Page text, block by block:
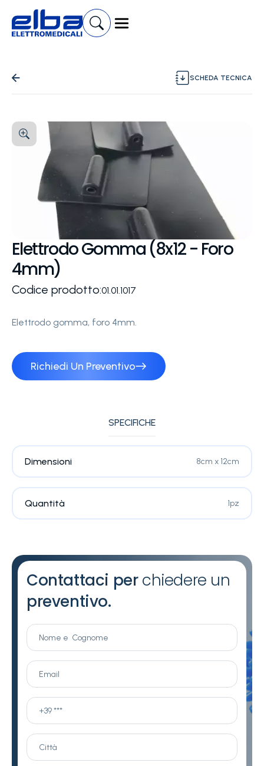
SCHEDA TECNICA
Elettrodo Gomma (8x12 - Foro
4mm)
Codice prodotto:01.01.1017
Elettrodo gomma, foro 4mm.
Richiedi Un Preventivo
SPECIFICHE
Dimensioni 8cm x 12cm
Quantità 1pz
Contattaci perchiedere un
preventivo.